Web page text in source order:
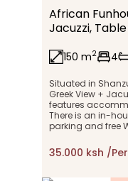
African
Jacuzzi,
150 m2 4
Situated in
Greek View +
features
There is an in-
parking and free
35.000 ksh /